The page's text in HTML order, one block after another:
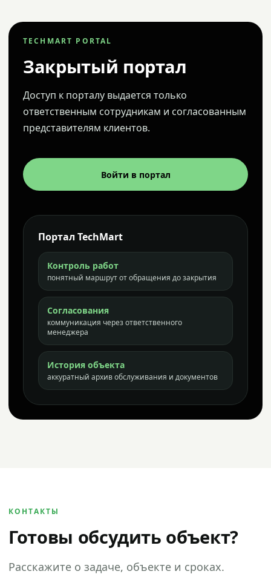
TECHMART PORTAL
Закрытый портал
Доступ к порталу выдается только
ответственным сотрудникам и согласованным
представителям клиентов.
Войти в портал
Портал TechMart
Контроль работ
понятный маршрут от обращения до закрытия
Согласования
коммуникация через ответственного
менеджера
История объекта
аккуратный архив обслуживания и документов
КОНТАКТЫ
Готовы обсудить объект?
Расскажите о задаче, объекте и сроках.